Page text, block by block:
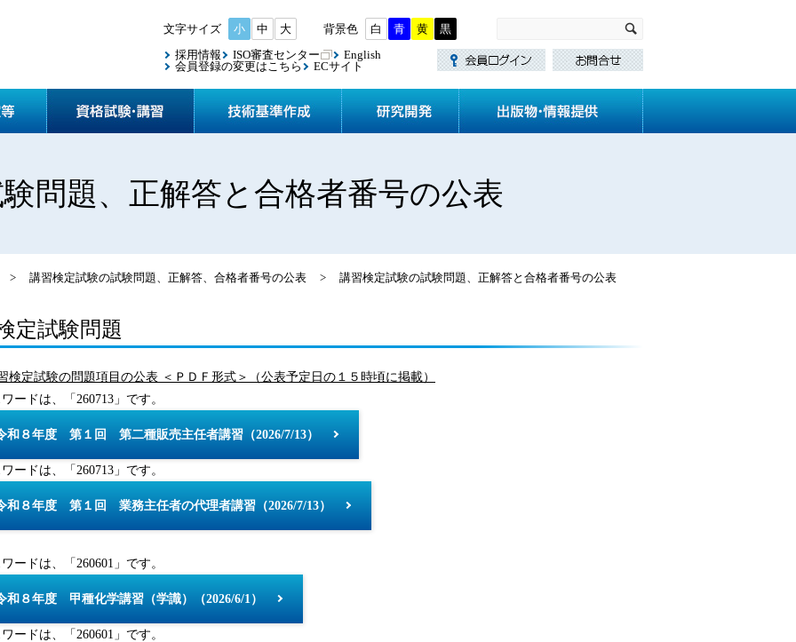
小 中 大 白 青 黄
黒
採用情報
ISO審査センター
English
会員登録の変更はこちら
ECサイト
協会案内 検査・認定等 資格試験・講習
問題、正解答と合格者番号の公表
> 講習検定試験の試験問題、正解答、合格者番号の公表 > 講習検定試験の試験問題、正解答と合格者番号の公表
定試験問題
検定試験の問題項目の公表 ＜ＰＤＦ形式＞（公表予定日の１５時頃に掲載）
ードは、「260713」です。
和８年度 第１回 第二種販売主任者講習（2026/7/13）
ードは、「260713」です。
和８年度 第１回 業務主任者の代理者講習（2026/7/13）
ードは、「260601」です。
和８年度 甲種化学講習（学識）（2026/6/1）
ードは、「260601」です。